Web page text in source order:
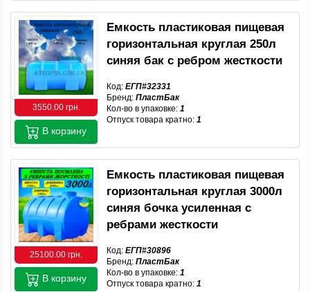
3550.00 грн.
Емкость пластиковая пищевая
горизонтальная круглая 250л
синяя бак с ребром жесткости
Код: ЕГП#32331
Бренд: ПластБак
Кол-во в упаковке: 1
Отпуск товара кратно: 1
В корзину
25100.00 грн.
Емкость пластиковая пищевая
горизонтальная круглая 3000л
синяя бочка усиленная с
ребрами жесткости
Код: ЕГП#30896
Бренд: ПластБак
Кол-во в упаковке: 1
Отпуск товара кратно: 1
В корзину